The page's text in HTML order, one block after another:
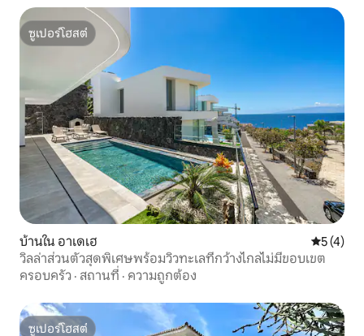
คลายร้อน ข้อได้เปรียบหลักคือการเคารพ
ความเป็นส่วนตัวของพื้นที่อิสระที่กำหนดไว้
อย่างดีคุณมีเราที่บ้านทางโทรศัพท์หรือ
WhatsApp สำหรับคำถามใดๆคำแนะนำ
แปลกใจที่คุณต้องการเตรียมคู่ของคุณหรือ
ปัญหาที่อาจเกิดขึ้นระหว่างการเข้าพักของ
คุณ สภาพแวดล้อมสงบและอยู่ภายใน
ศูนย์กลางทางประวัติศาสตร์ของทาโครอน
เตเมืองเล็กๆทางตอนเหนือของเกาะเตเน
ริเฟ ขับรถเพียง 10 นาทีก็ถึงชายหาดและ
สระว่ายน้ำธรรมชาติของเมซ่าเดลมาร์และ
เมืองเล็กๆอื่นๆ จากเพนท์เฮาส์คุณสามารถ
เข้าถึงทางด่วนทิศเหนือ (TF5) ได้อย่าง
ง่ายดายเพื่อเยี่ยมชมส่วนที่เหลือของเกาะ
ได้อย่างรวดเร็ว หากคุณไม่มีรถมีรถประจำ
ทางหลายสายในบริเวณใกล้เคียง คุณ
สามารถเขียนถึงเราได้เสมอหากคุณมี
คำถามเพิ่มเติม! ไม่ว่าคุณจะตัดสินใจเช่ารถ
ระหว่างการเข้าพักและเพลิดเพลินกับ
ตารางเวลาของคุณเองและความสะดวก
สบายในการมีที่จอดรถส่วนตัวราวกับว่าคุณ
ไม่จำเป็นต้องมีรถเพนท์เฮาส์ตั้งอยู่ใจกลาง
ซูเปอร์โฮสต์
ซูเปอร์โฮสต์
บ้านใน อาเดเฮ คะแนนเฉ
5 (4)
วิลล่าส่วนตัวสุดพิเศษพร้อมวิวทะเลที่กว้างไกลไม่มีขอบเขต
ครอบครัว · สถานที่ · ความถูกต้อง
ซูเปอร์โฮสต์